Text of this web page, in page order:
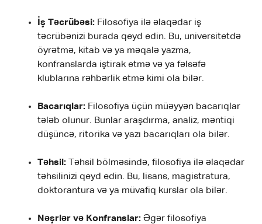
İş Təcrübəsi: Filosofiya ilə əlaqədar iş
təcrübənizi burada qeyd edin. Bu, universitetdə
öyrətmə, kitab və ya məqalə yazma,
konfranslarda iştirak etmə və ya fəlsəfə
klublarına rəhbərlik etmə kimi ola bilər.
Bacarıqlar: Filosofiya üçün müəyyən bacarıqlar
tələb olunur. Bunlar araşdırma, analiz, məntiqi
düşüncə, ritorika və yazı bacarıqları ola bilər.
Təhsil: Təhsil bölməsində, filosofiya ilə əlaqədar
təhsilinizi qeyd edin. Bu, lisans, magistratura,
doktorantura və ya müvafiq kurslar ola bilər.
Nəşrlər və Konfranslar: Əgər filosofiya